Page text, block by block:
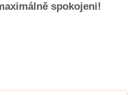
spokojeni!